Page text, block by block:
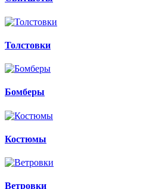
Толстовки
Бомберы
Костюмы
Ветровки